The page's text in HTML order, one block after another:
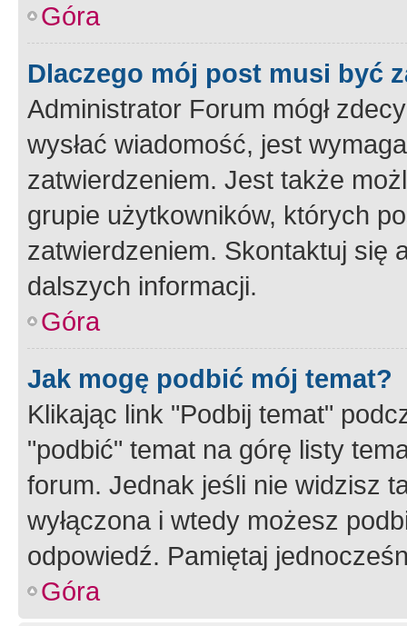
Góra
Dlaczego mój post musi być
Administrator Forum mógł
wysłać wiadomość, jest
zatwierdzeniem. Jest także
grupie użytkowników, których
zatwierdzeniem. Skontaktuj się
dalszych informacji.
Góra
Jak mogę podbić mój temat?
Klikając link "Podbij temat"
"podbić" temat na górę listy
forum. Jednak jeśli nie widzisz
wyłączona i wtedy możesz
odpowiedź. Pamiętaj
Góra